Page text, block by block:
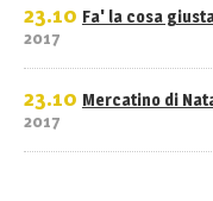
23.10
2017
Fa' la cosa
23.10
2017
Mercatino di